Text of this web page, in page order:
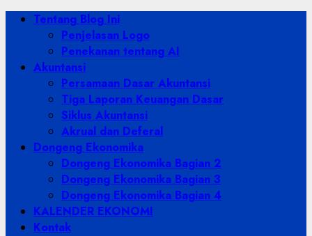
Skip
PrimaryTentang Blog Ini
Penjelasan Logo
Penekanan tentang AI
Akuntansi
Persamaan Dasar Akuntansi
Tiga Laporan Keuangan Dasar
Siklus Akuntansi
Akrual dan Deferal
Dongeng Ekonomika
Dongeng Ekonomika Bagian 2
Dongeng Ekonomika Bagian 3
Dongeng Ekonomika Bagian 4
KALENDER EKONOMI
Kontak